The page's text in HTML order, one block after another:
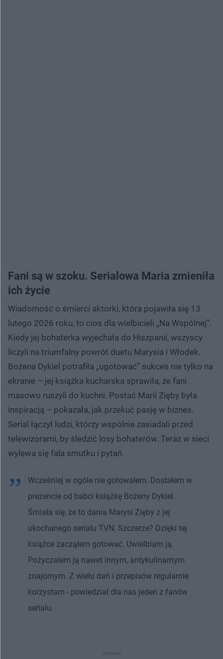
Fani są w szoku. Serialowa Maria zmieniła
ich życie
Wiadomość o śmierci aktorki, która pojawiła się 13
lutego 2026 roku, to cios dla wielbicieli „Na Wspólnej”.
Kiedy jej bohaterka wyjechała do Hiszpanii, wszyscy
liczyli na triumfalny powrót duetu Marysia i Włodek.
Bożena Dykiel potrafiła „ugotować” sukces nie tylko na
ekranie – jej książka kucharska sprawiła, że fani
masowo ruszyli do kuchni. Postać Marii Zięby była
inspiracją – pokazała, jak przekuć pasję w biznes.
Serial łączył ludzi, którzy wspólnie zasiadali przed
telewizorami, by śledzić losy bohaterów. Teraz w sieci
wylewa się fala smutku i pytań.
Wcześniej w ogóle nie gotowałem. Dostałem w
prezencie od babci książkę Bożeny Dykiel.
Śmiała się, że to dania Marysi Zięby z jej
ukochanego serialu TVN. Szczerze? Dzięki tej
książce zacząłem gotować. Uwielbiam ją.
Pożyczałem ją nawet innym, antykulinarnym
znajomym. Z wielu dań i przepisów regularnie
korzystam - powiedział dla nas jeden z fanów
serialu.